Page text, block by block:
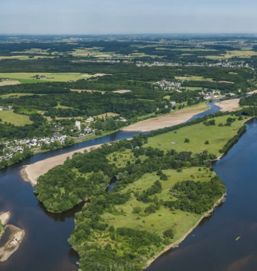
G
La Garzette
Le journal le plus lu les pieds dans
l'eau. Abonnez-vous !
N
La Newsletter
Les dernières nouvelles du Val de
Loire patrimoine mondial délivrées
directement dans votre boîte mail.